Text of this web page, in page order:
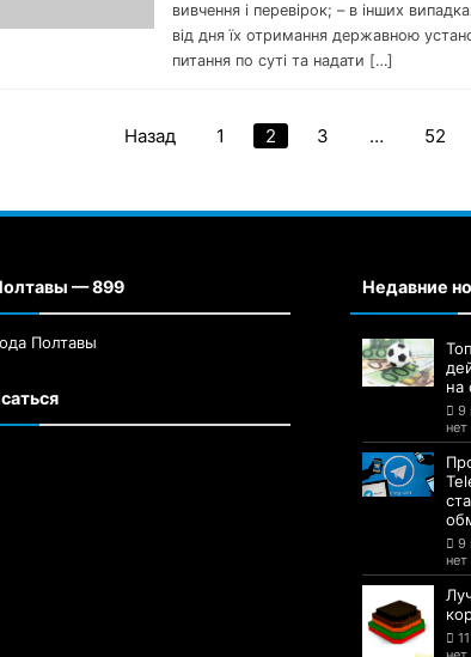
вивчення і перевірок; – в інших
від дня їх отримання державною
питання по суті та надати […]
Назад 1 2 3 … 52
— 899
Полтавы
Недавние
на
9
нет
9
нет